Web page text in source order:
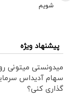
شویم
پیشنهاد ویژه
میدونستی میتونی
سهام آدیداس
گذاری کنی؟